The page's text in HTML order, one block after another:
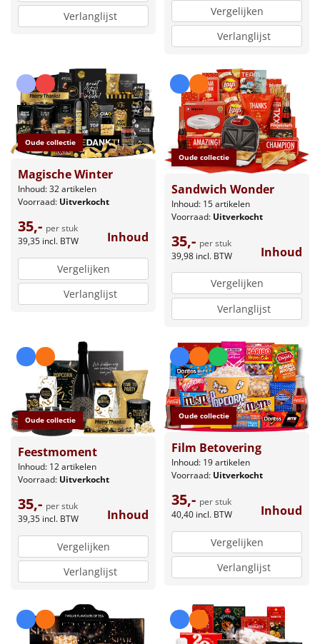
Verlanglijst
Vergelijken
Verlanglijst
Oude collectie
Magische Winter
Inhoud: 32 artikelen
Voorraad: Uitverkocht
35,- per stuk
39,35 incl. BTW Inhoud
Vergelijken
Verlanglijst
Oude collectie
Sandwich Wonder
Inhoud: 15 artikelen
Voorraad: Uitverkocht
35,- per stuk
39,98 incl. BTW Inhoud
Vergelijken
Verlanglijst
Oude collectie
Feestmoment
Inhoud: 12 artikelen
Voorraad: Uitverkocht
35,- per stuk
39,35 incl. BTW Inhoud
Vergelijken
Verlanglijst
Oude collectie
Film Betovering
Inhoud: 19 artikelen
Voorraad: Uitverkocht
35,- per stuk
40,40 incl. BTW Inhoud
Vergelijken
Verlanglijst